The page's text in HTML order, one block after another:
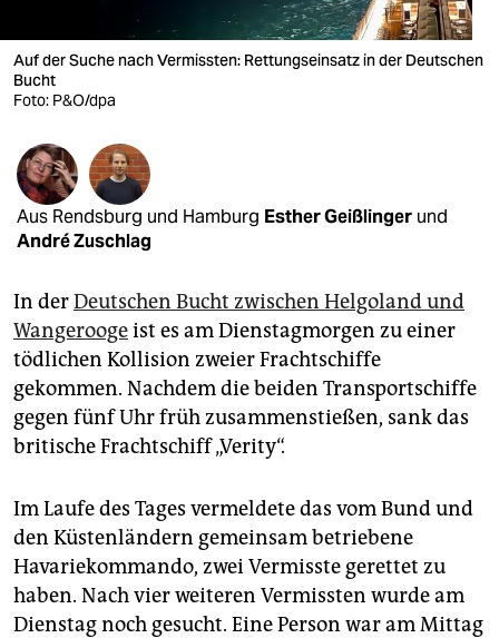
verlag
veranstaltungen
fragen & hilfe
unterstützen
genossenschaft
epaper login
Auf der Suche nach Vermissten: Rettungseinsatz in der Deutschen
Bucht
Foto: P&O/dpa
Aus Rendsburg und Hamburg Esther Geißlinger und
André Zuschlag
In derDeutschen Bucht zwischen Helgoland und
Wangeroogeist es am Dienstagmorgen zu einer
tödlichen Kollision zweier Frachtschiffe
gekommen. Nachdem die beiden Transportschiffe
gegen fünf Uhr früh zusammenstießen, sank das
britische Frachtschiff „Verity“.
Im Laufe des Tages vermeldete das vom Bund und
den Küstenländern gemeinsam betriebene
Havariekommando, zwei Vermisste gerettet zu
haben. Nach vier weiteren Vermissten wurde am
Dienstag noch gesucht. Eine Person war am Mittag